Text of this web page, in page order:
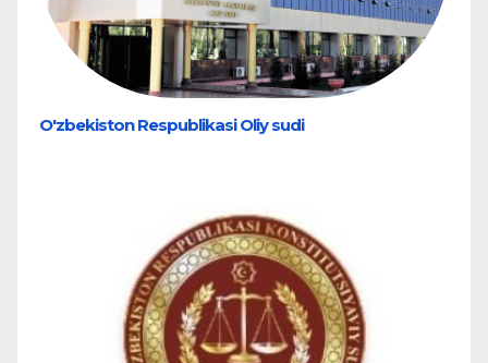
O'zbekiston Respublikasi Oliy sudi